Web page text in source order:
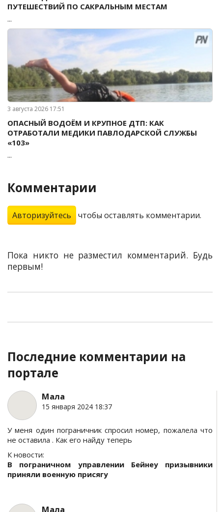
ПУТЕШЕСТВИЙ ПО САКРАЛЬНЫМ МЕСТАМ
...
3 августа 2026 17:51
ОПАСНЫЙ ВОДОЁМ И КРУПНОЕ ДТП: КАК
ОТРАБОТАЛИ МЕДИКИ ПАВЛОДАРСКОЙ СЛУЖБЫ
«103»
...
Комментарии
Авторизуйтесь чтобы оставлять комментарии.
Пока никто не разместил комментарий. Будь
первым!
Последние комментарии на
портале
Мала
15 января 2024 18:37
У меня один пограничник спросил номер, пожалела что
не оставила . Как его найду теперь
К новости:
В пограничном управлении Бейнеу призывники
приняли военную присягу
Мала